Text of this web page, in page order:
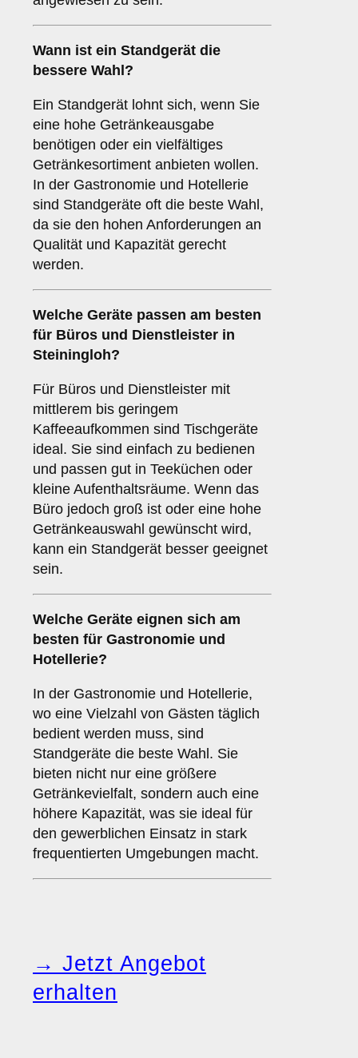
Wann ist ein Standgerät die
bessere Wahl?
Ein Standgerät lohnt sich, wenn Sie
eine hohe Getränkeausgabe
benötigen oder ein vielfältiges
Getränkesortiment anbieten wollen.
In der Gastronomie und Hotellerie
sind Standgeräte oft die beste Wahl,
da sie den hohen Anforderungen an
Qualität und Kapazität gerecht
werden.
Welche Geräte passen am besten
für Büros und Dienstleister in
Steiningloh?
Für Büros und Dienstleister mit
mittlerem bis geringem
Kaffeeaufkommen sind Tischgeräte
ideal. Sie sind einfach zu bedienen
und passen gut in Teeküchen oder
kleine Aufenthaltsräume. Wenn das
Büro jedoch groß ist oder eine hohe
Getränkeauswahl gewünscht wird,
kann ein Standgerät besser geeignet
sein.
Welche Geräte eignen sich am
besten für Gastronomie und
Hotellerie?
In der Gastronomie und Hotellerie,
wo eine Vielzahl von Gästen täglich
bedient werden muss, sind
Standgeräte die beste Wahl. Sie
bieten nicht nur eine größere
Getränkevielfalt, sondern auch eine
höhere Kapazität, was sie ideal für
den gewerblichen Einsatz in stark
frequentierten Umgebungen macht.
→ Jetzt Angebot
erhalten